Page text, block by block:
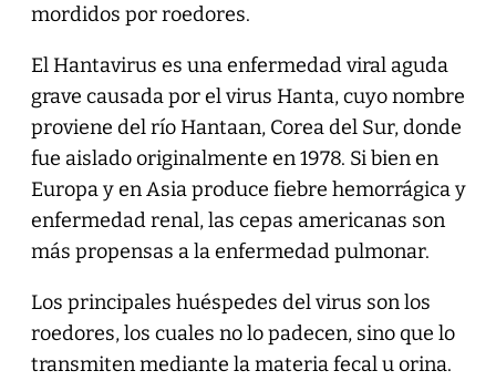
mordidos por roedores.
El Hantavirus es una enfermedad viral aguda
grave causada por el virus Hanta, cuyo nombre
proviene del río Hantaan, Corea del Sur, donde
fue aislado originalmente en 1978. Si bien en
Europa y en Asia produce fiebre hemorrágica y
enfermedad renal, las cepas americanas son
más propensas a la enfermedad pulmonar.
Los principales huéspedes del virus son los
roedores, los cuales no lo padecen, sino que lo
transmiten mediante la materia fecal u orina.